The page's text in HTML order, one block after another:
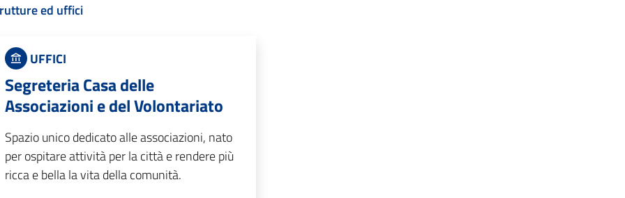
ed uffici
UFFICI
Segreteria Casa delle
Associazioni e del Volontariato
Spazio unico dedicato alle associazioni, nato
per ospitare attività per la città e rendere più
ricca e bella la vita della comunità.